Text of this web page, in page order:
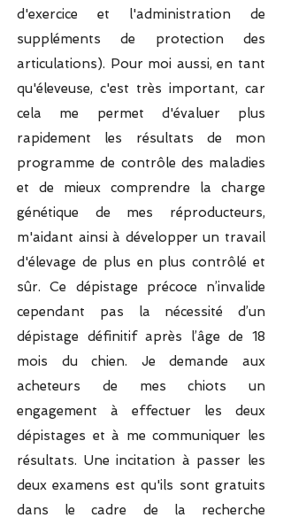
d'exercice et l'administration de
suppléments de protection des
articulations). Pour moi aussi, en tant
qu'éleveuse, c'est très important, car
cela me permet d'évaluer plus
rapidement les résultats de mon
programme de contrôle des maladies
et de mieux comprendre la charge
génétique de mes réproducteurs,
m'aidant ainsi à développer un travail
d'élevage de plus en plus contrôlé et
sûr. Ce dépistage précoce n’invalide
cependant pas la nécessité d’un
dépistage définitif après l’âge de 18
mois du chien. Je demande aux
acheteurs de mes chiots un
engagement à effectuer les deux
dépistages et à me communiquer les
résultats. Une incitation à passer les
deux examens est qu'ils sont gratuits
dans le cadre de la recherche